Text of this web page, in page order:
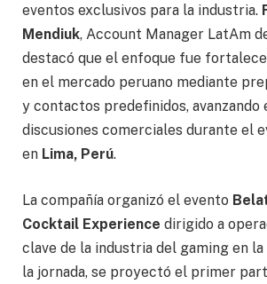
eventos exclusivos para la industria.
Mendiuk, Account Manager LatAm
destacó que el enfoque fue
en el mercado peruano mediante
y contactos predefinidos, avanzando
discusiones comerciales durante el
en Lima, Perú.
La compañía organizó el evento
Cocktail Experience dirigido a
clave de la industria del gaming en
la jornada, se proyectó el primer